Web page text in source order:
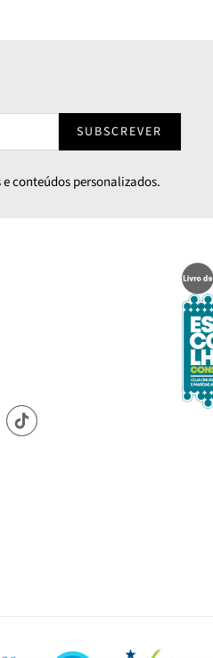
SUBSCREVER
conteúdos personalizados.